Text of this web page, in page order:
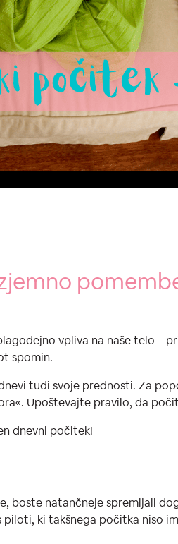
vpliva na naše telo –
spomin.
tudi svoje prednosti. Za
Upoštevajte pravilo, da
dnevni počitek!
boste natančneje spremljali
ki takšnega počitka niso